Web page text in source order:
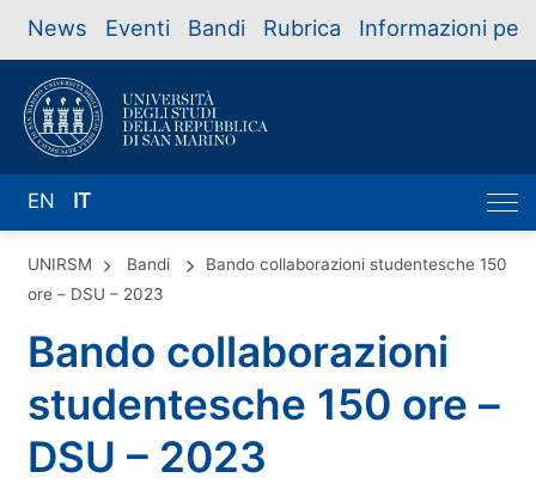
News Eventi Bandi Rubrica Informazioni per
EN IT
UNIRSM Bandi
Bando collaborazioni studentesche 150
ore – DSU – 2023
Bando collaborazioni
studentesche 150 ore –
DSU – 2023